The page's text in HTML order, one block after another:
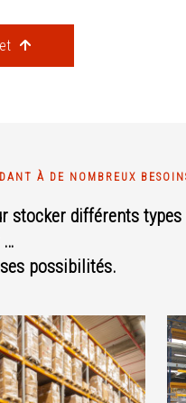
À DE NOMBREUX
différents
…
possibilités.